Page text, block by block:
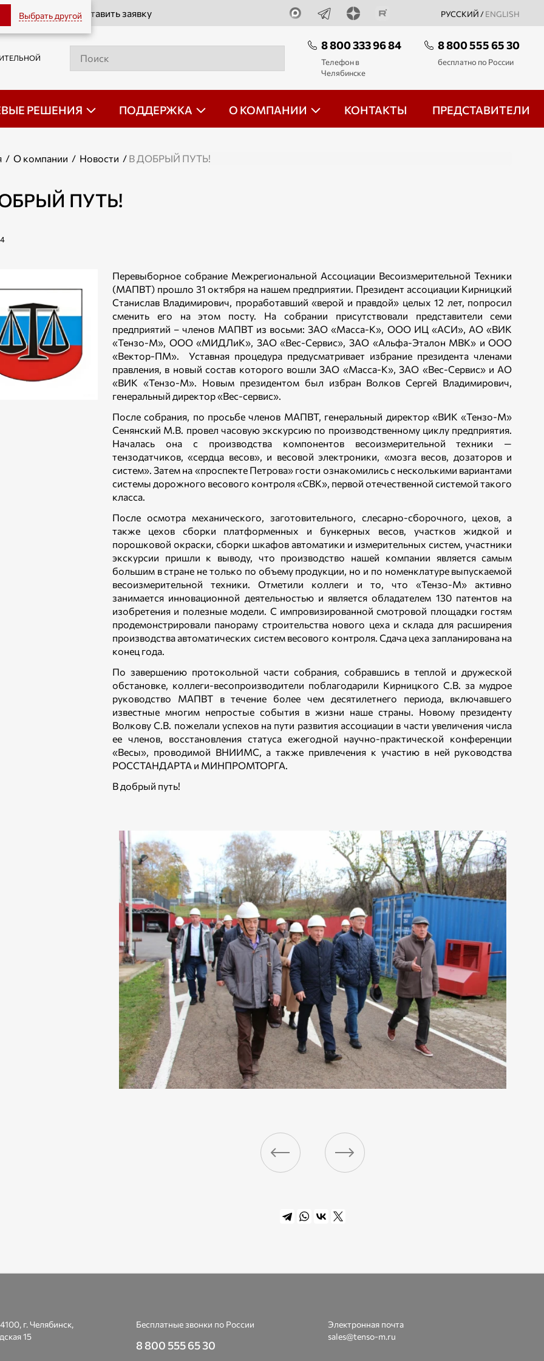
Выбрать другой РУССКИЙ / ENGLISH
Оставить заявку
8 800 333 96 84
Телефон в
Челябинске
8 800 555 65 30
бесплатно по России
РЕШЕНИЯ ПОДДЕРЖКА О КОМПАНИИ КОНТАКТЫ ПРЕДСТАВИТЕЛИ
/ О компании / Новости / В ДОБРЫЙ ПУТЬ!
ПУТЬ!
Перевыборное собрание Межрегиональной Ассоциации Весоизмерительной Техники
(МАПВТ) прошло 31 октября на нашем предприятии. Президент ассоциации Кирницкий
Станислав Владимирович, проработавший «верой и правдой» целых 12 лет, попросил
сменить его на этом посту. На собрании присутствовали представители семи
предприятий – членов МАПВТ из восьми: ЗАО «Масса-К», ООО ИЦ «АСИ», АО «ВИК
«Тензо-М», ООО «МИДЛиК», ЗАО «Вес-Сервис», ЗАО «Альфа-Эталон МВК» и ООО
«Вектор-ПМ». Уставная процедура предусматривает избрание президента членами
правления, в новый состав которого вошли ЗАО «Масса-К», ЗАО «Вес-Сервис» и АО
«ВИК «Тензо-М». Новым президентом был избран Волков Сергей Владимирович,
генеральный директор «Вес-сервис».
После собрания, по просьбе членов МАПВТ, генеральный директор «ВИК «Тензо-М»
Сенянский М.В. провел часовую экскурсию по производственному циклу предприятия.
Началась она с производства компонентов весоизмерительной техники —
тензодатчиков, «сердца весов», и весовой электроники, «мозга весов, дозаторов и
систем». Затем на «проспекте Петрова» гости ознакомились с несколькими вариантами
системы дорожного весового контроля «СВК», первой отечественной системой такого
класса.
После осмотра механического, заготовительного, слесарно-сборочного, цехов, а
также цехов сборки платформенных и бункерных весов, участков жидкой и
порошковой окраски, сборки шкафов автоматики и измерительных систем, участники
экскурсии пришли к выводу, что производство нашей компании является самым
большим в стране не только по объему продукции, но и по номенклатуре выпускаемой
весоизмерительной техники. Отметили коллеги и то, что «Тензо-М» активно
занимается инновационной деятельностью и является обладателем 130 патентов на
изобретения и полезные модели. С импровизированной смотровой площадки гостям
продемонстрировали панораму строительства нового цеха и склада для расширения
производства автоматических систем весового контроля. Сдача цеха запланирована на
конец года.
По завершению протокольной части собрания, собравшись в теплой и дружеской
обстановке, коллеги-весопроизводители поблагодарили Кирницкого С.В. за мудрое
руководство МАПВТ в течение более чем десятилетнего периода, включавшего
известные многим непростые события в жизни наше страны. Новому президенту
Волкову С.В. пожелали успехов на пути развития ассоциации в части увеличения числа
ее членов, восстановления статуса ежегодной научно-практической конференции
«Весы», проводимой ВНИИМС, а также привлечения к участию в ней руководства
РОССТАНДАРТА и МИНПРОМТОРГА.
В добрый путь!
г. Челябинск,
15
Бесплатные звонки по России
8 800 555 65 30
Электронная почта
sales@tenso-m.ru